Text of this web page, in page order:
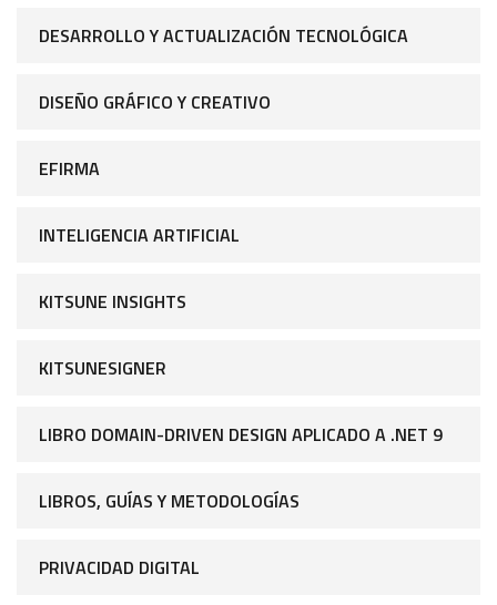
DESARROLLO Y ACTUALIZACIÓN TECNOLÓGICA
DISEÑO GRÁFICO Y CREATIVO
EFIRMA
INTELIGENCIA ARTIFICIAL
KITSUNE INSIGHTS
KITSUNESIGNER
LIBRO DOMAIN-DRIVEN DESIGN APLICADO A .NET 9
LIBROS, GUÍAS Y METODOLOGÍAS
PRIVACIDAD DIGITAL